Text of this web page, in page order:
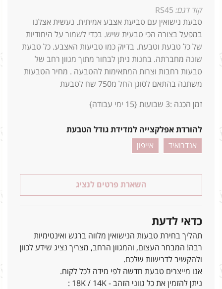
קוד דגם: RS45
טבעת נישואין עם טביעת אצבע אמיתית. נעשית אצלנו
במפעל בצורה הכי טבעית שיש. בכדי לשמור על היחודיות
של כל טבעת וטבעת. בדיוק כמו טביעות האצבע. כל טבעת
שונה מחברתה. בחנות ניתן לבחור מתוך מגוון רחב של
טבעות רחבות וצרות המתאימות להטבעה . מחיר הטבעות
משתנה בהתאם לסוגן החל מ750 שח לטבעת
זמן הכנה :3 שבועות {15 ימי עבודה}
להורדת אפלקצייה למדידת גודל הטבעת
אנדרואיד
אייפון
השארת פרטים לנציג
כדאי לדעת
תהליך בחירת טבעות הנישואין מלווה ברגש ואינטימיות
רבה! המבחר העצום, והמגוון הרחב, מצריך נציג שידע לכוון
ולהקשיב לדרישות שלכם.
אנו מייצרים טבעת חדשה לפי מידה לכל לקוח.
ניתן להזמין את כל גווני הזהב - 18K / 14K :